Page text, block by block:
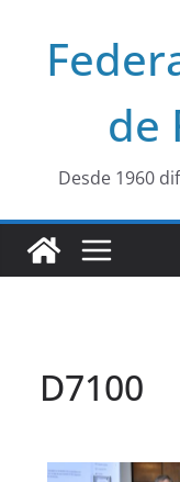
contenido
de
Desde 1960
D7100